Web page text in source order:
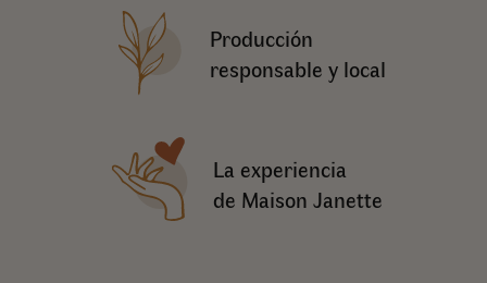
Producción
responsable y local
La experiencia
de Maison Janette